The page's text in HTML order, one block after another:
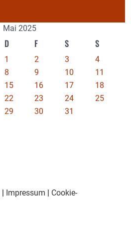
Mai 2025
D F S S
1 2 3
4
8 9 10
11
15 16 17
18
22 23 24
25
29 30
31
| Impressum | Cookie-